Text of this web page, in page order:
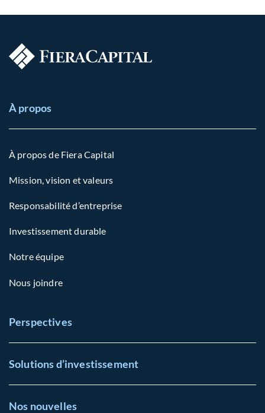
À propos
À propos de Fiera Capital
Mission, vision et valeurs
Responsabilité d’entreprise
Investissement durable
Notre équipe
Nous joindre
Perspectives
Solutions d’investissement
Nos nouvelles